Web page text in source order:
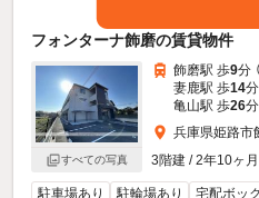
フォンターナ飾磨の賃貸物件
すべての写真
飾磨駅 歩9分
妻鹿駅 歩14
亀山駅 歩26
兵庫県姫路市
3階建 / 2年10ヶ
駐車場あり 駐輪場あり 宅配ボッ